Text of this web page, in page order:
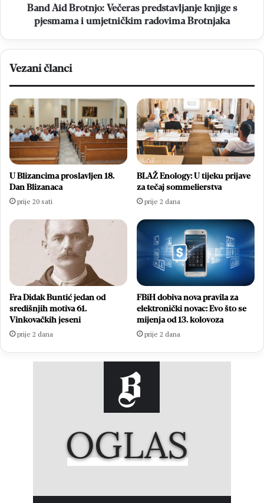
umjetničkim
radovima
Band Aid Brotnjo: Večeras predstavljanje knjige s
pjesmama i umjetničkim radovima Brotnjaka
Vezani članci
U Blizancima proslavljen 18.
Dan Blizanaca
prije 20 sati
BLAŽ Enology: U tijeku prijave
za tečaj sommelierstva
prije 2 dana
Fra Didak Buntić jedan od
središnjih motiva 61.
Vinkovačkih jeseni
prije 2 dana
FBiH dobiva nova pravila za
elektronički novac: Evo što se
mijenja od 13. kolovoza
prije 2 dana